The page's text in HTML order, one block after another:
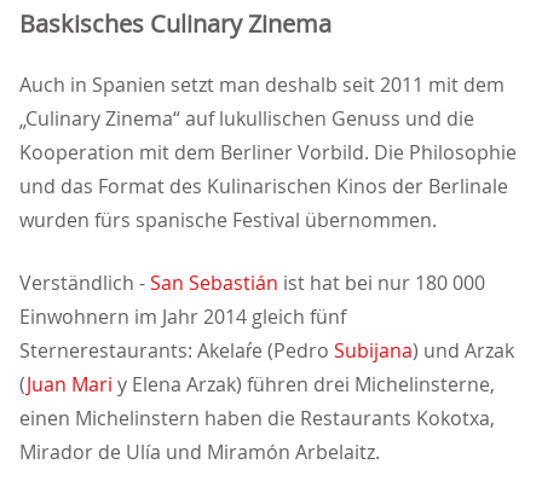
Baskisches Culinary Zinema
Auch in Spanien setzt man deshalb seit 2011 mit dem
Culinary Zinema“ auf lukullischen Genuss und die
Kooperation mit dem Berliner Vorbild. Die Philosophie
und das Format des Kulinarischen Kinos der Berlinale
wurden fürs spanische Festival übernommen.
Verständlich -San Sebastián ist hat bei nur 180 000
Einwohnern im Jahr 2014 gleich fünf
Sternerestaurants: Akelaŕe (Pedro Subijana) und Arzak
(Juan Mari y Elena Arzak) führen drei Michelinsterne,
einen Michelinstern haben die Restaurants Kokotxa,
Mirador de Ulía und Miramón Arbelaitz.